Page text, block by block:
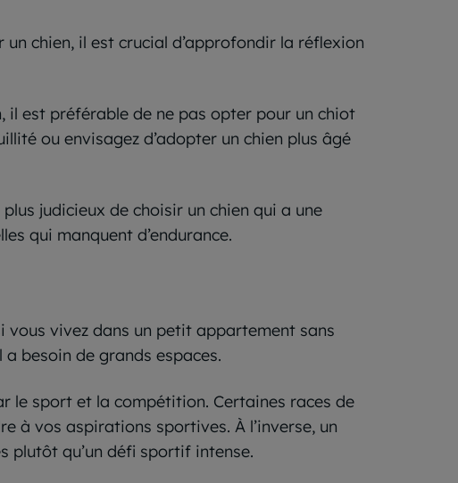
chien, il est crucial d’approfondir la réflexion
il est préférable de ne pas opter pour un chiot
ou envisagez d’adopter un chien plus âgé
judicieux de choisir un chien qui a une
qui manquent d’endurance.
vous vivez dans un petit appartement sans
besoin de grands espaces.
le sport et la compétition. Certaines races de
à vos aspirations sportives. À l’inverse, un
plutôt qu’un défi sportif intense.